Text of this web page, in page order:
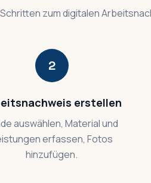
zum digitalen
2
erstellen
auswählen, Material und
erfassen, Fotos
hinzufügen.